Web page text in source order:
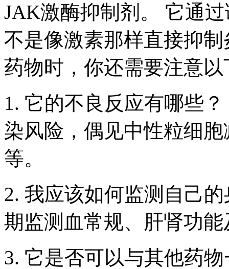
JAK激酶抑制剂。 它通
不是像激素那样直接抑
药物时，你还需要注意
1. 它的不良反应有哪些
染风险，偶见中性粒细
等。
2. 我应该如何监测自己
期监测血常规、肝肾功
3. 它是否可以与其他药